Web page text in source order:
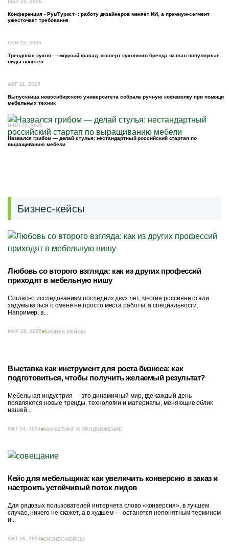
МАР 25, 2026
Конференция «РумТурист»: работу дизайнеров меняет ИИ, а премиум-сегмент
ужесточает требования
СЕН 12, 2025
Трендовая кухня — модный фасад: эксперт кухонного бренда назвал популярные
виды полотен
АВГ 11, 2025
Выпускница новосибирского университета собрала ручную кофемолку при помощи
мебельных техник
ИЮЛ 15, 2025
Назвался грибом — делай стулья: нестандартный российский стартап по
выращиванию мебели
Бизнес-кейсы
Любовь со второго взгляда: как из других профессий
приходят в мебельную нишу
Согласно исследованиям последних двух лет, многие россияне стали
задумываться о смене не просто места работы, а специальности.
Например, в...
МАР 28, 2025 БИЗНЕС-КЕЙСЫ
Выставка как инструмент для роста бизнеса: как
подготовиться, чтобы получить желаемый результат?
Мебельная индустрия — это динамичный мир, где каждый день
появляются новые тренды, технологии и материалы, меняющие облик
нашей...
ОКТ 24, 2024 МАРКЕТИНГ И ПРОДВИЖЕНИЕ
Кейс для мебельщика: как увеличить конверсию в заказ и
настроить устойчивый поток лидов
Для рядовых пользователей интернета слово «конверсия», в лучшем
случае, ничего не скажет, а в худшем — останется непонятным термином
и...
ОКТ 16, 2024 БИЗНЕС-КЕЙСЫ